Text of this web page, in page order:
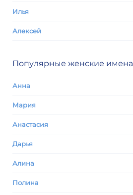
Илья
Алексей
Популярные женские имена
Анна
Мария
Анастасия
Дарья
Алина
Полина